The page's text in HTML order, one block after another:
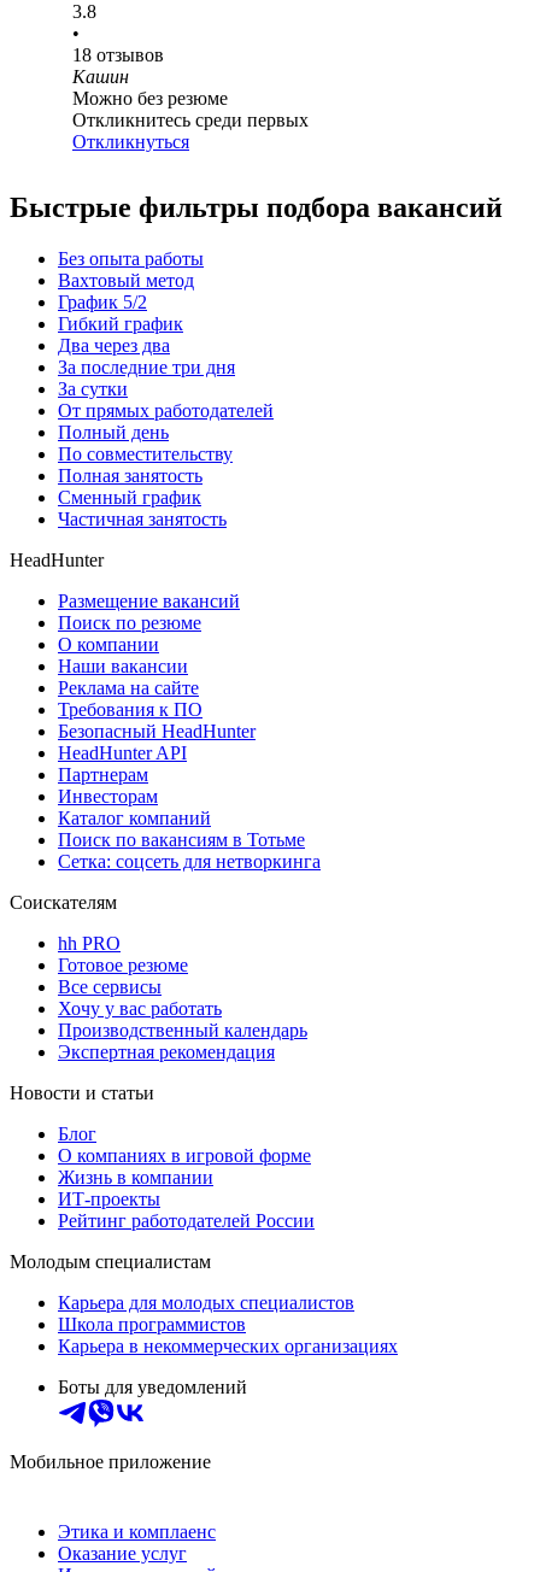
3.8
•
18 отзывов
Кашин
Можно без резюме
Откликнитесь среди первых
Откликнуться
Быстрые фильтры подбора вакансий
Без опыта работы
Вахтовый метод
График 5/2
Гибкий график
Два через два
За последние три дня
За сутки
От прямых работодателей
Полный день
По совместительству
Полная занятость
Сменный график
Частичная занятость
HeadHunter
Размещение вакансий
Поиск по резюме
О компании
Наши вакансии
Реклама на сайте
Требования к ПО
Безопасный HeadHunter
HeadHunter API
Партнерам
Инвесторам
Каталог компаний
Поиск по вакансиям в Тотьме
Сетка: соцсеть для нетворкинга
Соискателям
hh PRO
Готовое резюме
Все сервисы
Хочу у вас работать
Производственный календарь
Экспертная рекомендация
Новости и статьи
Блог
О компаниях в игровой форме
Жизнь в компании
ИТ-проекты
Рейтинг работодателей России
Молодым специалистам
Карьера для молодых специалистов
Школа программистов
Карьера в некоммерческих организациях
Боты для уведомлений
Мобильное приложение
Этика и комплаенс
Оказание услуг